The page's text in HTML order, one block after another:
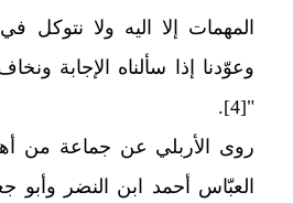
المهمات إلا اليه ولا نتوكل
وعوّدنا إذا سألناه الإجابة
"
[4]
.
روى الأربلي عن جماعة من
العبّاس أحمد ابن النضر وأبو